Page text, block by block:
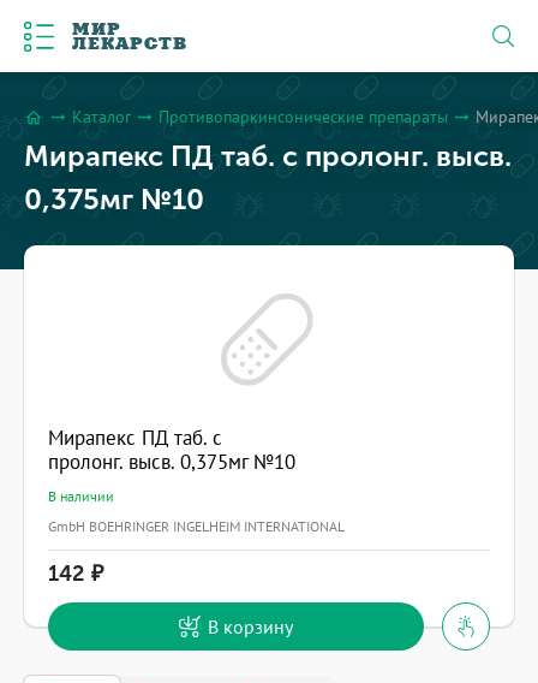
МИР
ЛЕКАРСТВ
home arrow_right_alt Каталог arrow_right_alt Противопаркинсонические препараты arrow_right_alt
Мирапекс ПД таб. с пролонг. высв.
0,375мг №10
Мирапекс ПД таб. с
пролонг. высв. 0,375мг №10
В наличии
GmbH BOEHRINGER INGELHEIM INTERNATIONAL
142
В корзину